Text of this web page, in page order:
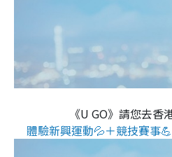
《U GO》請您去香
體驗新興運動💦＋競技賽事